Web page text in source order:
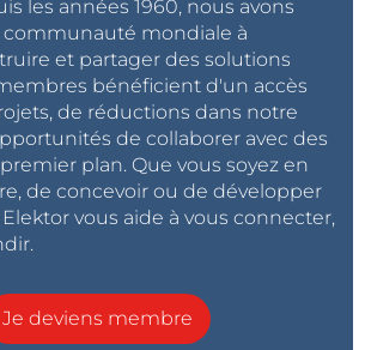
tandis que le module transducteur à
l'environnement. La Figure 6
en action.
with The Utrasonic Radar
de balayage est représenté en
indiquant les distances. Les
marqués par des points rouges
à réaliser des expériences
des paramètres clés de toute
les années 1960, nous avons
mondiale à
et partager des solutions
bénéficient d'un accès
de réductions dans notre
de collaborer avec des
plan. Que vous soyez en
de concevoir ou de développer
vous aide à vous connecter,
Je deviens membre